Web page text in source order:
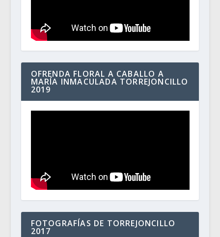
OFRENDA FLORAL A CABALLO A
MARÍA INMACULADA TORREJONCILLO
2019
FOTOGRAFÍAS DE TORREJONCILLO
2017